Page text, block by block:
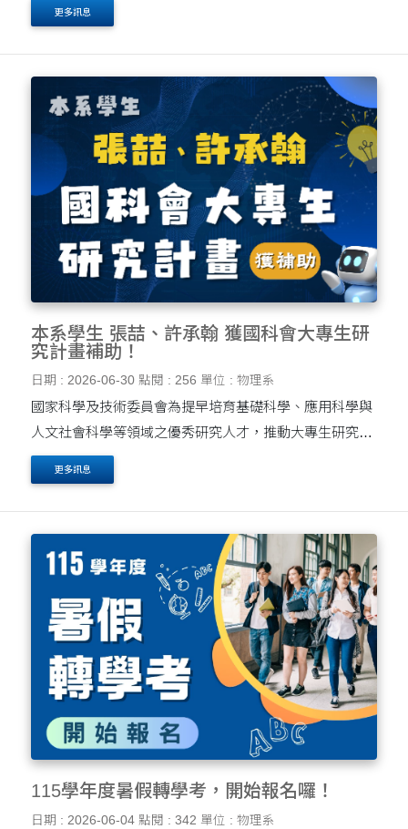
更多訊息
本系學生 張喆、許承翰 獲國科會大專生研
究計畫補助！
日期 : 2026-06-30 點閱 : 256 單位 : 物理系
國家科學及技術委員會為提早培育基礎科學、應用科學與
人文社會科學等領域之優秀研究人才，推動大專生研究計
畫，鼓勵大專院校學生在就學期間參與研究。透過撰寫研
究計畫、執行研究工作及成果報告，不僅能體驗研究歷....
更多訊息
115學年度暑假轉學考，開始報名囉！
日期 : 2026-06-04 點閱 : 342 單位 : 物理系